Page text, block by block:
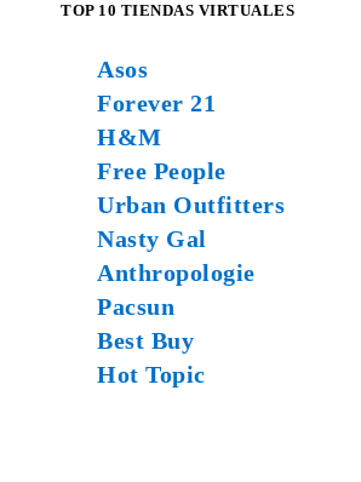
TOP 10 TIENDAS VIRTUALES
Asos
Forever 21
H&M
Free People
Urban Outfitters
Nasty Gal
Anthropologie
Pacsun
Best Buy
Hot Topic